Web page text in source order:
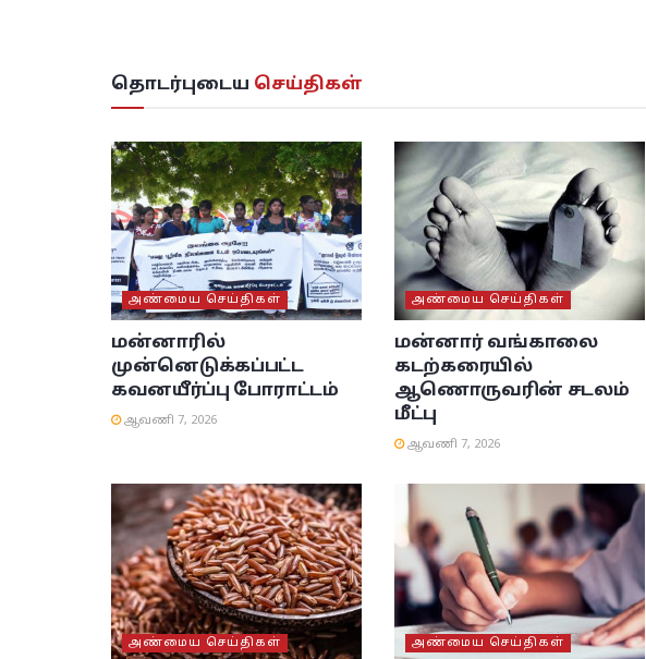
தொடர்புடைய செய்திகள்
அண்மைய செய்திகள்
மன்னாரில்
முன்னெடுக்கப்பட்ட
கவனயீர்ப்பு போராட்டம்
ஆவணி 7, 2026
அண்மைய செய்திகள்
மன்னார் வங்காலை
கடற்கரையில்
ஆணொருவரின் சடலம்
மீட்பு
ஆவணி 7, 2026
அண்மைய செய்திகள் அண்மைய செய்திகள்